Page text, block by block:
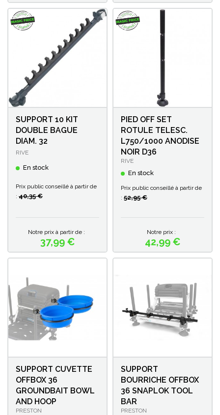
SUPPORT 10 KIT
DOUBLE BAGUE
DIAM. 32
RIVE
En stock
Prix public conseillé à partir de
: 40,35 €
Prix
Notre prix à partir de :
37,99 €
PIED OFF SET
ROTULE TELESC.
L750/1000 ANODISE
NOIR D36
RIVE
En stock
Prix public conseillé à partir de
: 52,95 €
Prix
Notre prix :
42,99 €
SUPPORT CUVETTE
OFFBOX 36
GROUNDBAIT BOWL
AND HOOP
PRESTON
SUPPORT
BOURRICHE OFFBOX
36 SNAPLOK TOOL
BAR
PRESTON